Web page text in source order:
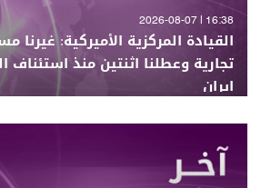
16:38 | 2026-08-07
تجارية وعطلنا اثنتين منذ استئناف
إيران